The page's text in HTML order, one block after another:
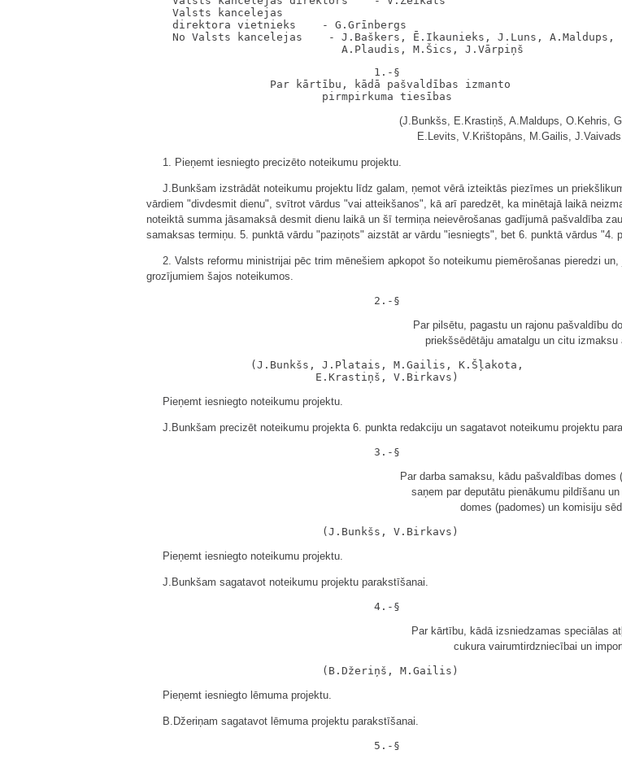
    Valsts kancelejas
    direktora vietnieks    - G.Grīnbergs
    No Valsts kancelejas    - J.Baškers, Ē.Ikaunieks, J.Luns, A.Maldups,
                                   1.-§
                   Par kārtību, kādā pašvaldības izmanto
(J.Bunkšs, E.Krastiņš, A.Maldups, O.Kehris,
E.Levits, V.Krištopāns, M.Gailis,
1. Pieņemt iesniegto precizēto noteikumu projektu.
J.Bunkšam izstrādāt noteikumu projektu līdz galam, ņemot vērā izteiktās piezīmes un
vārdiem "divdesmit dienu", svītrot vārdus "vai atteikšanos", kā arī paredzēt, ka minētajā laikā
noteiktā summa jāsamaksā desmit dienu laikā un šī termiņa neievērošanas gadījumā pašvaldība
samaksas termiņu. 5. punktā vārdu "paziņots" aizstāt ar vārdu "iesniegts", bet 6. punktā vārdus "4.
2. Valsts reformu ministrijai pēc trim mēnešiem apkopot šo noteikumu piemērošanas pieredzi
grozījumiem šajos noteikumos.
Par pilsētu, pagastu un rajonu pašvaldību
priekšsēdētāju amatalgu un citu izmaksu
                (J.Bunkšs, J.Platais, M.Gailis, K.Šļakota,
Pieņemt iesniegto noteikumu projektu.
J.Bunkšam precizēt noteikumu projekta 6. punkta redakciju un sagatavot noteikumu projektu
Par darba samaksu, kādu pašvaldības domes
saņem par deputātu pienākumu pildīšanu
domes (padomes) un komisiju
Pieņemt iesniegto noteikumu projektu.
J.Bunkšam sagatavot noteikumu projektu parakstīšanai.
Par kārtību, kādā izsniedzamas speciālas
cukura vairumtirdzniecībai un
Pieņemt iesniegto lēmuma projektu.
B.Džeriņam sagatavot lēmuma projektu parakstīšanai.